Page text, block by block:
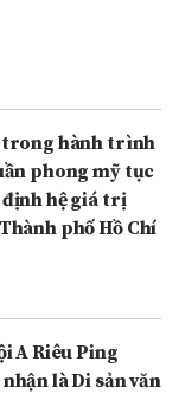
trong hành trình
phong mỹ tục
hệ giá trị
phố Hồ Chí
A Riêu Ping
là Di sản văn